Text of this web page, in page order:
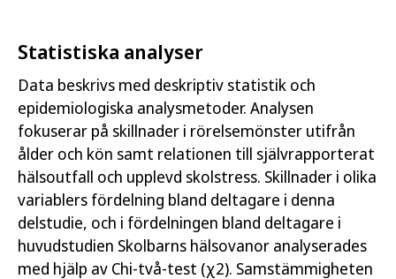
Statistiska analyser
Data beskrivs med deskriptiv statistik och
epidemiologiska analysmetoder. Analysen
fokuserar på skillnader i rörelsemönster utifrån
ålder och kön samt relationen till självrapporterat
hälsoutfall och upplevd skolstress. Skillnader i olika
variablers fördelning bland deltagare i denna
delstudie, och i fördelningen bland deltagare i
huvudstudien Skolbarns hälsovanor analyserades
med hjälp av Chi-två-test (χ2). Samstämmigheten